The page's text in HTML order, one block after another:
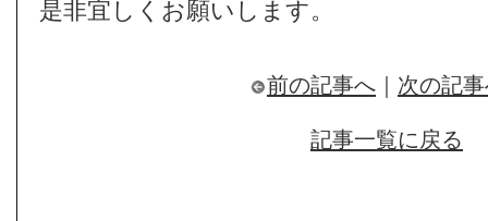
是非宜しくお願いします。
前の記事へ 次の記
記事一覧に戻る